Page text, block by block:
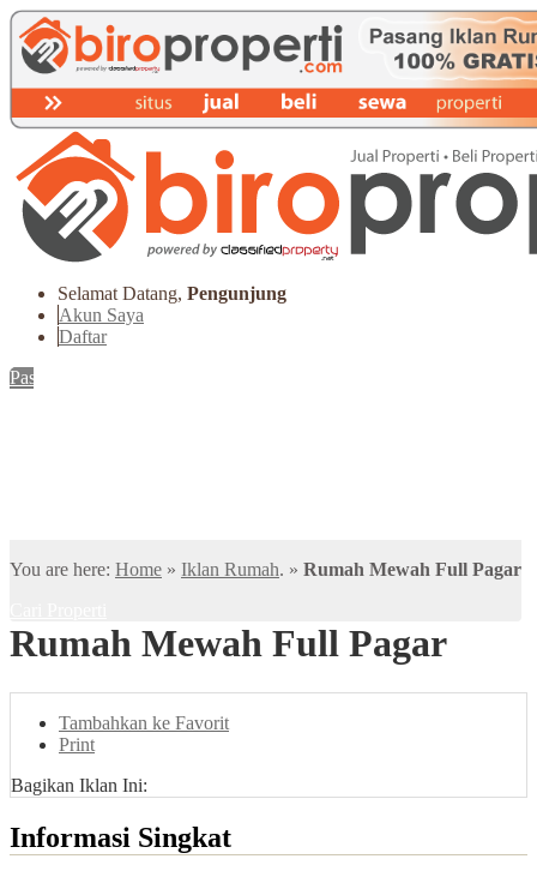
Selamat Datang, Pengunjung
Akun Saya
Daftar
Pasang Iklan
You are here: Home » Iklan Rumah. » Rumah Mewah Full Pagar
Rumah Mewah Full Pagar
Tambahkan ke Favorit
Print
Bagikan Iklan Ini:
Informasi Singkat